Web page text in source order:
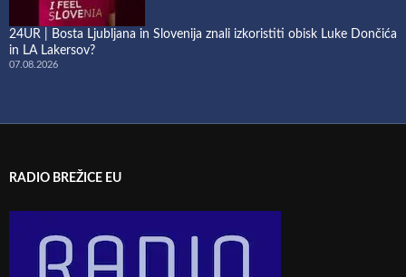
24UR | Bosta Ljubljana in Slovenija znali izkoristiti obisk Luke Dončića
in LA Lakersov?
07.08.2026
RADIO BREŽICE EU